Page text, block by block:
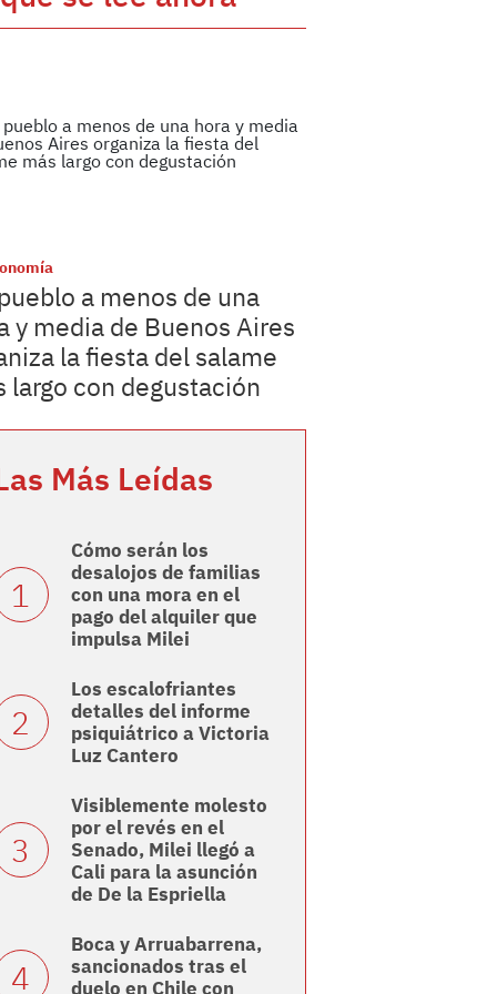
a menos de una
y media de Buenos Aires
la fiesta del salame
largo con degustación
Más Leídas
Cómo serán los
desalojos de familias
con una mora en el
pago del alquiler que
impulsa Milei
Los escalofriantes
detalles del informe
psiquiátrico a Victoria
Luz Cantero
Visiblemente molesto
por el revés en el
Senado, Milei llegó a
Cali para la asunción
de De la Espriella
Boca y Arruabarrena,
sancionados tras el
duelo en Chile con